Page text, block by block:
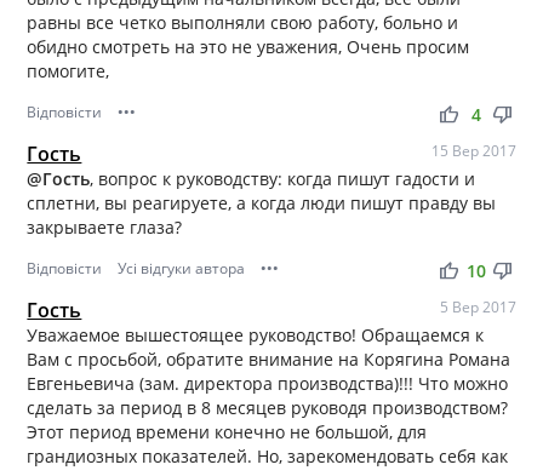
равны все четко выполняли свою работу, больно и
обидно смотреть на это не уважения, Очень просим
помогите,
Відповісти ••• thumb_up thumb_down
4
Гость 15 Вер 2017
@Гость, вопрос к руководству: когда пишут гадости и
сплетни, вы реагируете, а когда люди пишут правду вы
закрываете глаза?
Відповісти Усі відгуки автора ••• thumb_up thumb_down
10
Гость 5 Вер 2017
Уважаемое вышестоящее руководство! Обращаемся к
Вам с просьбой, обратите внимание на Корягина Романа
Евгеньевича (зам. директора производства)!!! Что можно
сделать за период в 8 месяцев руководя производством?
Этот период времени конечно не большой, для
грандиозных показателей. Но, зарекомендовать себя как